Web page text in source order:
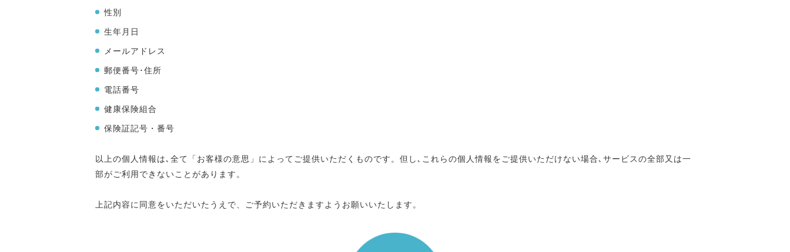
性別
生年月日
メールアドレス
郵便番号･住所
電話番号
健康保険組合
保険証記号・番号
以上の個人情報は､全て「お客様の意思」によってご提供いただくものです。但し､これらの個人情報をご提供いただけない場合､サービスの全部又は一
部がご利用できないことがあります。
上記内容に同意をいただいたうえで、ご予約いただきますようお願いいたします。